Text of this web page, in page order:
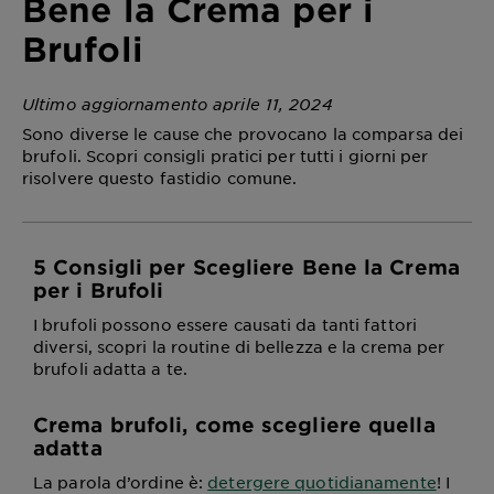
Bene la Crema per i
Brufoli
Ultimo aggiornamento aprile 11, 2024
Sono diverse le cause che provocano la comparsa dei
brufoli. Scopri consigli pratici per tutti i giorni per
risolvere questo fastidio comune.
5 Consigli per Scegliere Bene la Crema
per i Brufoli
I brufoli possono essere causati da tanti fattori
diversi, scopri la routine di bellezza e la crema per
brufoli adatta a te.
Crema brufoli, come scegliere quella
adatta
La parola d’ordine è: detergere quotidianamente! I